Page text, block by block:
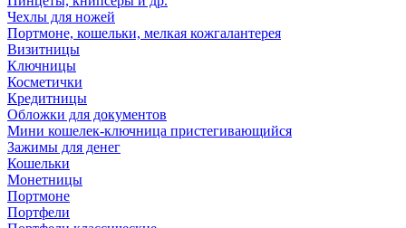
Чехлы для ножей
Портмоне, кошельки, мелкая кожгалантерея
Визитницы
Ключницы
Косметички
Кредитницы
Обложки для документов
Мини кошелек-ключница пристегивающийся
Зажимы для денег
Кошельки
Монетницы
Портмоне
Портфели